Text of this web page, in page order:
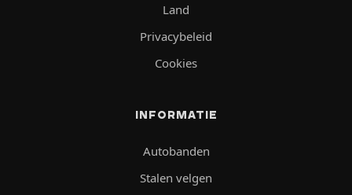
Land
Privacybeleid
Cookies
INFORMATIE
Autobanden
Stalen velgen